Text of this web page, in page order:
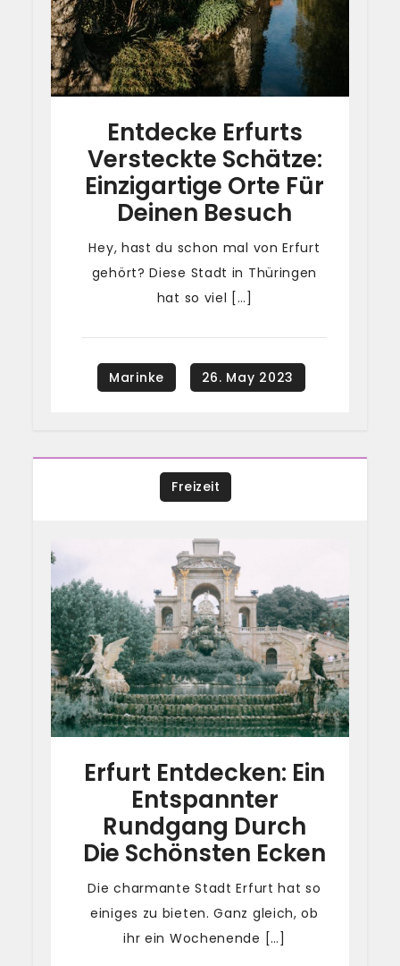
Entdecke Erfurts
Versteckte Schätze:
Einzigartige Orte Für
Deinen Besuch
Hey, hast du schon mal von Erfurt
gehört? Diese Stadt in Thüringen
hat so viel […]
Freizeit
Erfurt Entdecken: Ein
Entspannter
Rundgang Durch
Die Schönsten Ecken
Die charmante Stadt Erfurt hat so
einiges zu bieten. Ganz gleich, ob
ihr ein Wochenende […]